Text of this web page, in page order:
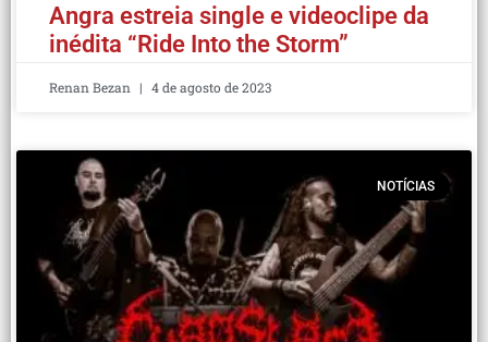
Angra estreia single e videoclipe da
inédita “Ride Into the Storm”
Renan Bezan 4 de agosto de 2023
NOTÍCIAS